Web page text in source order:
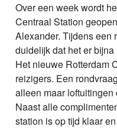
Over een week wordt
Centraal Station
Alexander. Tijdens een
duidelijk dat het er
Het nieuwe Rotterdam
reizigers. Een
alleen maar loftuitingen
Naast alle
station is op tijd klaar